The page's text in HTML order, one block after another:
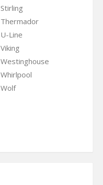
Stirling
Thermador
U-Line
Viking
Westinghouse
Whirlpool
Wolf